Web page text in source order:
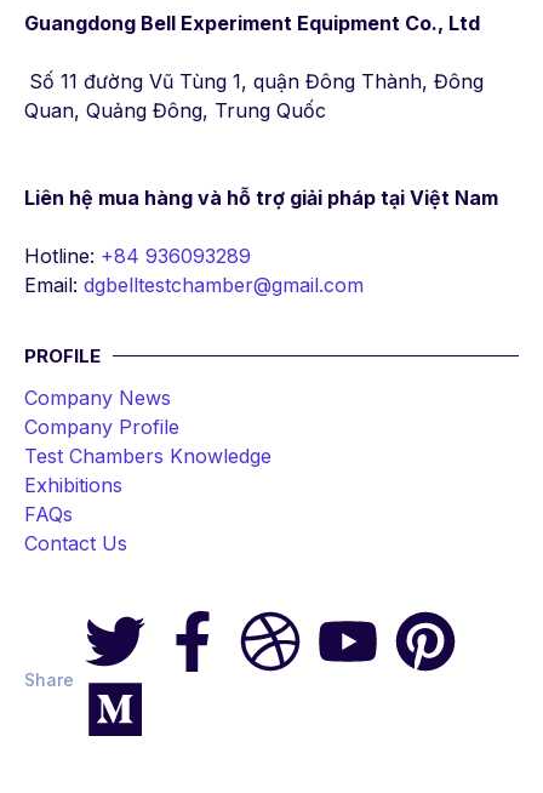
Guangdong Bell Experiment Equipment Co., Ltd
Số 11 đường Vũ Tùng 1, quận Đông Thành, Đông
Quan, Quảng Đông, Trung Quốc
Liên hệ mua hàng và hỗ trợ giải pháp tại Việt Nam
Hotline: +84 936093289
Email: dgbelltestchamber@gmail.com
PROFILE
Company News
Company Profile
Test Chambers Knowledge
Exhibitions
FAQs
Contact Us